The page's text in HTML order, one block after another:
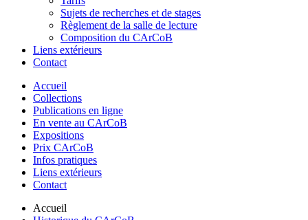
Sujets de recherches et de stages
Règlement de la salle de lecture
Composition du CArCoB
Liens extérieurs
Contact
Accueil
Collections
Publications en ligne
En vente au CArCoB
Expositions
Prix CArCoB
Infos pratiques
Liens extérieurs
Contact
Accueil